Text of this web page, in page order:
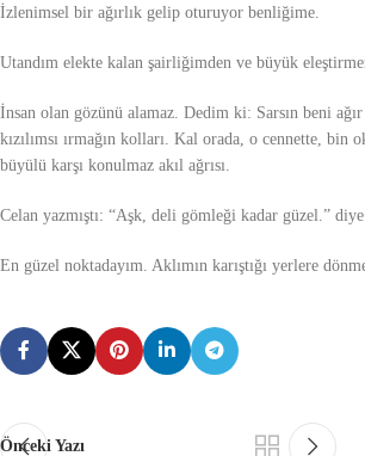
İzlenimsel bir ağırlık gelip oturuyor benliğime.
Utandım elekte kalan şairliğimden ve büyük
İnsan olan gözünü alamaz. Dedim ki: Sarsın beni
kızılımsı ırmağın kolları. Kal orada, o cennette, bin
büyülü karşı konulmaz akıl ağrısı.
Celan yazmıştı: “Aşk, deli gömleği kadar güzel.” diye.
En güzel noktadayım. Aklımın karıştığı yerlere
Önceki Yazı